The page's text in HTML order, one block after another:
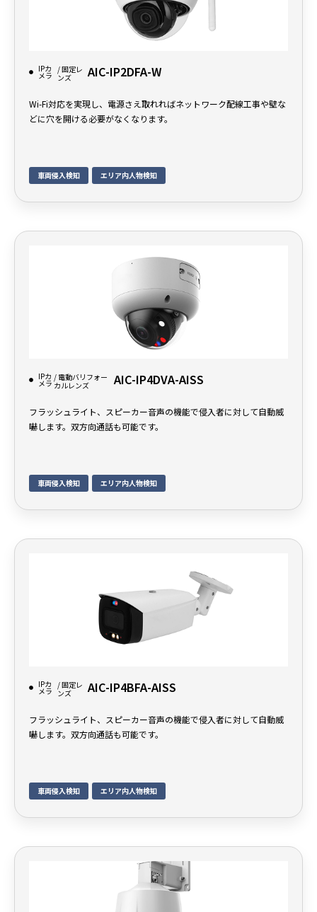
IPカ
メラ
/ 固定レ
ンズ
AIC-IP2DFA-W
Wi-Fi対応を実現し、電源さえ取れればネットワーク配線工事や壁な
どに穴を開ける必要がなくなります。
車両侵入検知 エリア内人物検知
IPカ
メラ
/ 電動バリフォー
カルレンズ
AIC-IP4DVA-AISS
フラッシュライト、スピーカー音声の機能で侵入者に対して自動威
嚇します。双方向通話も可能です。
車両侵入検知 エリア内人物検知
IPカ
メラ
/ 固定レ
ンズ
AIC-IP4BFA-AISS
フラッシュライト、スピーカー音声の機能で侵入者に対して自動威
嚇します。双方向通話も可能です。
車両侵入検知 エリア内人物検知